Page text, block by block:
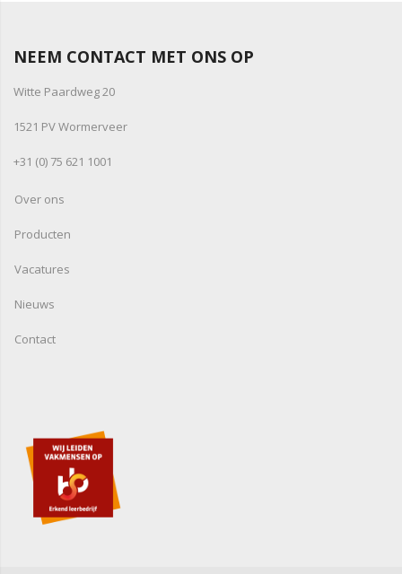
NEEM CONTACT MET ONS OP
Witte Paardweg 20
1521 PV Wormerveer
+31 (0) 75 621 1001
Over ons
Producten
Vacatures
Nieuws
Contact